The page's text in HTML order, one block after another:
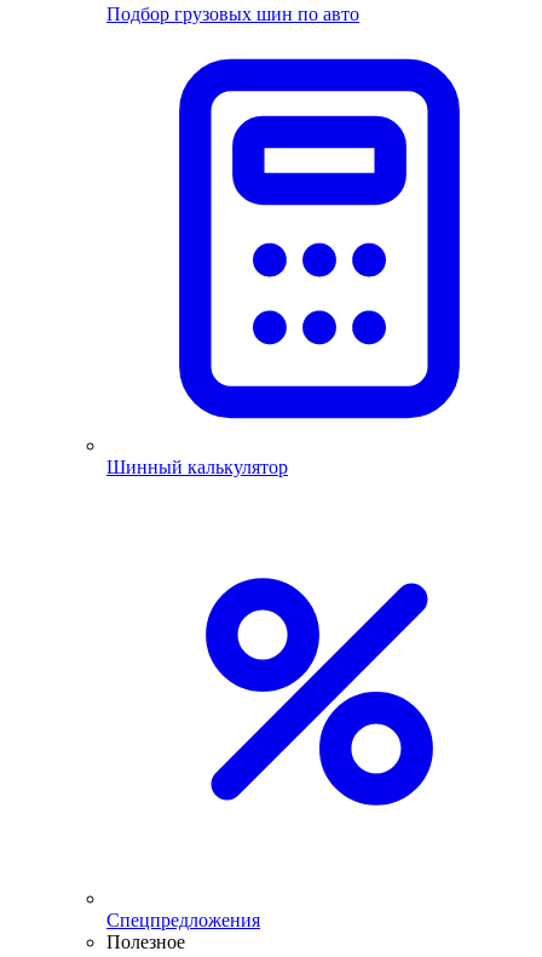
Подбор грузовых шин по авто
Шинный калькулятор
Спецпредложения
Полезное